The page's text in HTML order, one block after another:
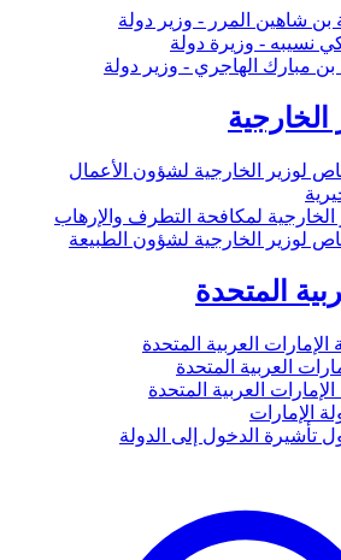
بن شاهين المرر - وزير دولة
نسيبه - وزيرة دولة
مبارك الهاجري - وزير دولة
لوزير الخارجية لشؤون الأعمال
لمكافحة التطرف والإرهاب
لوزير الخارجية لشؤون الطبيعة
المتحدة
العربية المتحدة
العربية المتحدة
العربية المتحدة
الإمارات
تأشيرة الدخول إلى الدولة